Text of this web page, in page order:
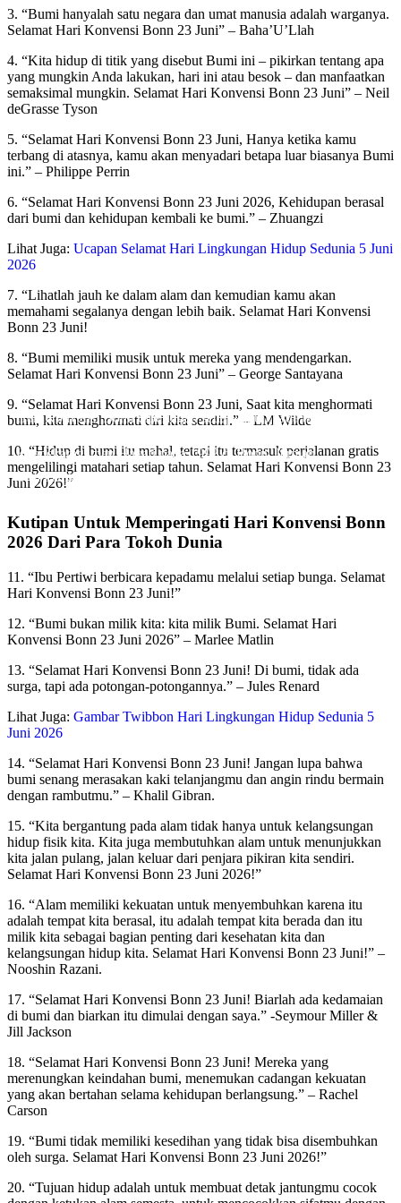
3. “Bumi hanyalah satu negara dan umat manusia adalah warganya.
Selamat Hari Konvensi Bonn 23 Juni” – Baha’U’Llah
4. “Kita hidup di titik yang disebut Bumi ini – pikirkan tentang apa
yang mungkin Anda lakukan, hari ini atau besok – dan manfaatkan
semaksimal mungkin. Selamat Hari Konvensi Bonn 23 Juni” – Neil
deGrasse Tyson
5. “Selamat Hari Konvensi Bonn 23 Juni, Hanya ketika kamu
terbang di atasnya, kamu akan menyadari betapa luar biasanya Bumi
ini.” – Philippe Perrin
6. “Selamat Hari Konvensi Bonn 23 Juni 2026, Kehidupan berasal
dari bumi dan kehidupan kembali ke bumi.” – Zhuangzi
Lihat Juga: Ucapan Selamat Hari Lingkungan Hidup Sedunia 5 Juni
2026
7. “Lihatlah jauh ke dalam alam dan kemudian kamu akan
memahami segalanya dengan lebih baik. Selamat Hari Konvensi
Bonn 23 Juni!
8. “Bumi memiliki musik untuk mereka yang mendengarkan.
Selamat Hari Konvensi Bonn 23 Juni” – George Santayana
9. “Selamat Hari Konvensi Bonn 23 Juni, Saat kita menghormati
bumi, kita menghormati diri kita sendiri.” – LM Wilde
10. “Hidup di bumi itu mahal, tetapi itu termasuk perjalanan gratis
mengelilingi matahari setiap tahun. Selamat Hari Konvensi Bonn 23
Juni 2026!”
Hari Konvensi Bonn
Hari Konvensi Bonn diperingati setiap tahun pada tanggal 23
Keanekaragaman Hayati pada 1992 di Bonn, Jerman.
Oleh Endik Eko
Kutipan Untuk Memperingati Hari Konvensi Bonn
2026 Dari Para Tokoh Dunia
11. “Ibu Pertiwi berbicara kepadamu melalui setiap bunga. Selamat
Hari Konvensi Bonn 23 Juni!”
12. “Bumi bukan milik kita: kita milik Bumi. Selamat Hari
Konvensi Bonn 23 Juni 2026” – Marlee Matlin
13. “Selamat Hari Konvensi Bonn 23 Juni! Di bumi, tidak ada
surga, tapi ada potongan-potongannya.” – Jules Renard
Lihat Juga: Gambar Twibbon Hari Lingkungan Hidup Sedunia 5
Juni 2026
14. “Selamat Hari Konvensi Bonn 23 Juni! Jangan lupa bahwa
bumi senang merasakan kaki telanjangmu dan angin rindu bermain
dengan rambutmu.” – Khalil Gibran.
15. “Kita bergantung pada alam tidak hanya untuk kelangsungan
hidup fisik kita. Kita juga membutuhkan alam untuk menunjukkan
kita jalan pulang, jalan keluar dari penjara pikiran kita sendiri.
Selamat Hari Konvensi Bonn 23 Juni 2026!”
16. “Alam memiliki kekuatan untuk menyembuhkan karena itu
adalah tempat kita berasal, itu adalah tempat kita berada dan itu
milik kita sebagai bagian penting dari kesehatan kita dan
kelangsungan hidup kita. Selamat Hari Konvensi Bonn 23 Juni!” –
Nooshin Razani.
17. “Selamat Hari Konvensi Bonn 23 Juni! Biarlah ada kedamaian
di bumi dan biarkan itu dimulai dengan saya.” -Seymour Miller &
Jill Jackson
18. “Selamat Hari Konvensi Bonn 23 Juni! Mereka yang
merenungkan keindahan bumi, menemukan cadangan kekuatan
yang akan bertahan selama kehidupan berlangsung.” – Rachel
Carson
19. “Bumi tidak memiliki kesedihan yang tidak bisa disembuhkan
oleh surga. Selamat Hari Konvensi Bonn 23 Juni 2026!”
20. “Tujuan hidup adalah untuk membuat detak jantungmu cocok